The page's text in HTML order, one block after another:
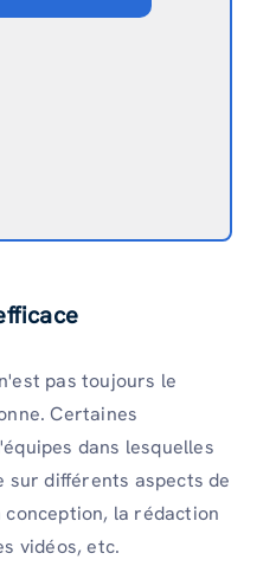
pas toujours le
Certaines
dans lesquelles
sur différents aspects de
la rédaction
vidéos, etc.